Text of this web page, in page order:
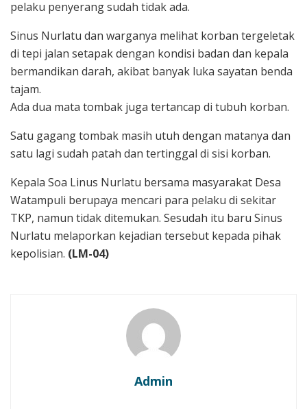
pelaku penyerang sudah tidak ada.
Sinus Nurlatu dan warganya melihat korban tergeletak
di tepi jalan setapak dengan kondisi badan dan kepala
bermandikan darah, akibat banyak luka sayatan benda
tajam.
Ada dua mata tombak juga tertancap di tubuh korban.
Satu gagang tombak masih utuh dengan matanya dan
satu lagi sudah patah dan tertinggal di sisi korban.
Kepala Soa Linus Nurlatu bersama masyarakat Desa
Watampuli berupaya mencari para pelaku di sekitar
TKP, namun tidak ditemukan. Sesudah itu baru Sinus
Nurlatu melaporkan kejadian tersebut kepada pihak
kepolisian. (LM-04)
Admin